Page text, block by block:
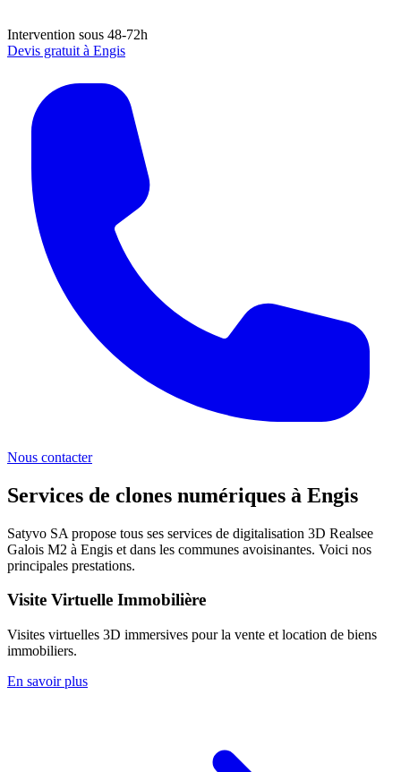
Intervention sous 48-72h
Devis gratuit à Engis
Nous contacter
Services de clones numériques à Engis
Satyvo SA propose tous ses services de digitalisation 3D Realsee
Galois M2 à Engis et dans les communes avoisinantes. Voici nos
principales prestations.
Visite Virtuelle Immobilière
Visites virtuelles 3D immersives pour la vente et location de biens
immobiliers.
En savoir plus